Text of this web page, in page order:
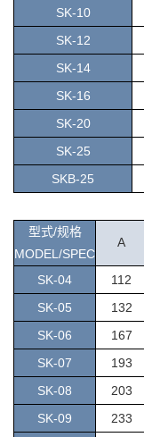
SK-10
SK-12
SK-14
SK-16
SK-20
SK-25
SKB-25
型式/规格
MODEL/SPEC
A
SK-04 112
SK-05
132
SK-06
167
SK-07
193
SK-08
203
SK-09
233